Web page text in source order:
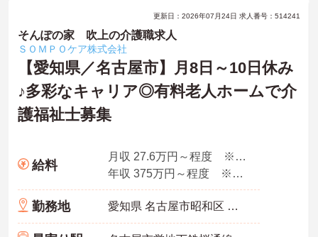
更新日：2026年07月24日 求人番号：514241
そんぽの家 吹上の介護職求人
ＳＯＭＰＯケア株式会社
【愛知県／名古屋市】月8日～10日休み
♪多彩なキャリア◎有料老人ホームで介
護福祉士募集
給料
月収 27.6万円～程度 ※諸手当込み
年収 375万円～程度 ※想定年収
勤務地 愛知県 名古屋市昭和区 阿由知通2-6